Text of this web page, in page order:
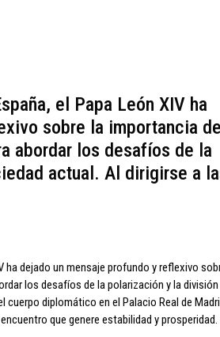
el Papa León XIV ha
sobre la importancia
abordar los desafíos de la
actual. Al dirigirse a
ha dejado un mensaje profundo y reflexivo
los desafíos de la polarización y la división
diplomático en el Palacio Real de
que genere estabilidad y prosperidad.